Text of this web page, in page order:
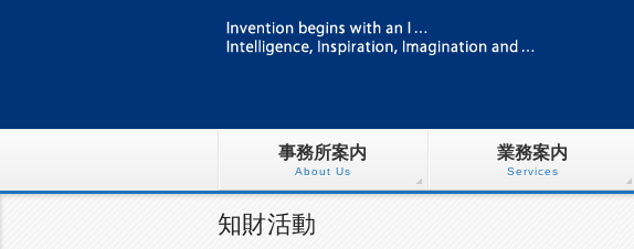
事務所案内
About Us
業務案内
Services
知財活動